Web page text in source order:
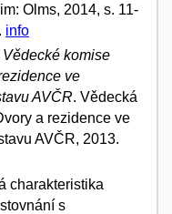
Olms, 2014, s. 11-
info
komise
ve
AVČR. Vědecká
a rezidence ve
AVČR, 2013.
charakteristika
s